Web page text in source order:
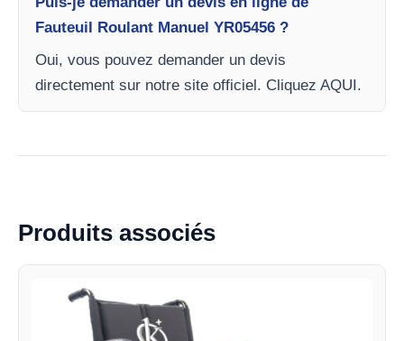
Fauteuil Roulant Manuel YR05456 ?
Oui, vous pouvez demander un devis
directement sur notre site officiel. Cliquez AQUI.
Produits associés